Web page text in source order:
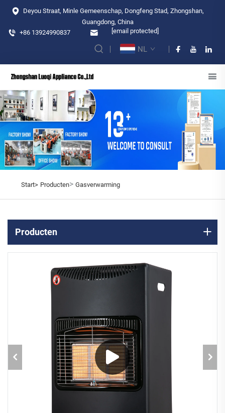
Deyou Straat, Minle Gemeenschap, Dongfeng Stad, Zhongshan,
Guangdong, China
+86 13924990837
[email protected]
NL
Start> Producten> Gasverwarming
Producten